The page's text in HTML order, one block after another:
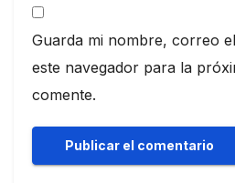
Guarda mi nombre, correo
este navegador para la
comente.